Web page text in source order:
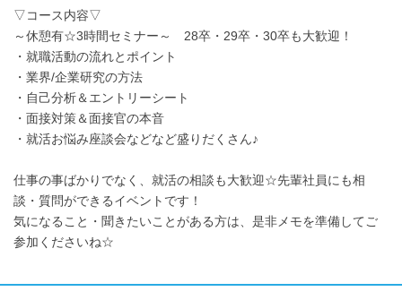
▽コース内容▽
～休憩有☆3時間セミナー～ 28卒・29卒・30卒も大歓迎！
・就職活動の流れとポイント
・業界/企業研究の方法
・自己分析＆エントリーシート
・面接対策＆面接官の本音
・就活お悩み座談会などなど盛りだくさん♪
仕事の事ばかりでなく、就活の相談も大歓迎☆先輩社員にも相
談・質問ができるイベントです！
気になること・聞きたいことがある方は、是非メモを準備してご
参加くださいね☆